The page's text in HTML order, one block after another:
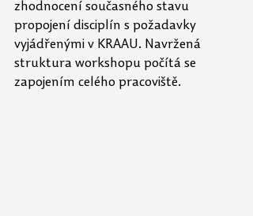
zhodnocení současného stavu
propojení disciplín s požadavky
vyjádřenými v KRAAU. Navržená
struktura workshopu počítá se
zapojením celého pracoviště.